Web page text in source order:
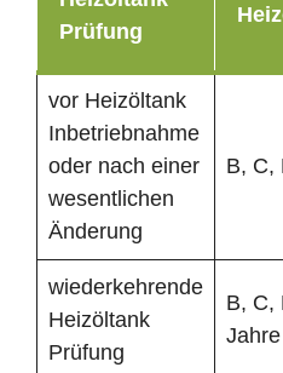
Prüfung
vor Heizöltank
Inbetriebnahme
oder nach einer
wesentlichen
Änderung
B, C,
wiederkehrende
Heizöltank
Prüfung
B, C,
Jahre